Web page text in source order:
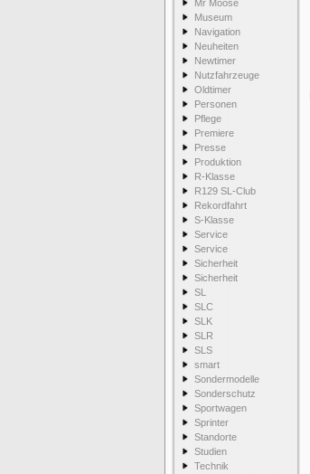
Mr Moose
Museum
Navigation
Neuheiten
Newtimer
Nutzfahrzeuge
Oldtimer
Personen
Pflege
Premiere
Presse
Produktion
R-Klasse
R129 SL-Club
Rekordfahrt
S-Klasse
Service
Service
Sicherheit
Sicherheit
SL
SLC
SLK
SLR
SLS
smart
Sondermodelle
Sonderschutz
Sportwagen
Sprinter
Standorte
Studien
Technik